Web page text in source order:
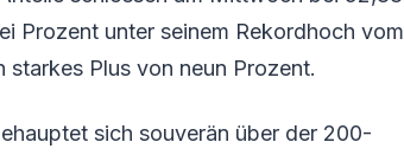
Prozent unter seinem Rekordhoch vom
Plus von neun Prozent.
sich souverän über der 200-